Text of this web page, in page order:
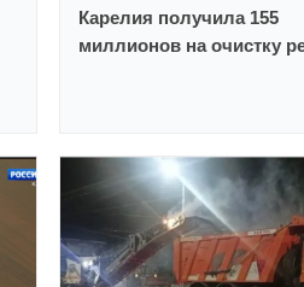
Карелия получила 155
миллионов на очистку